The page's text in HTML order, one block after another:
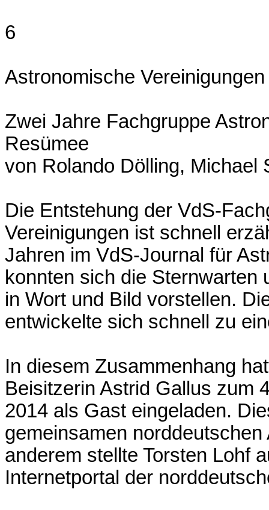
6
Astronomische Vereinigungen
Zwei Jahre Fachgruppe
Resümee
von Rolando Dölling, Michael
Die Entstehung der VdS-
Vereinigungen ist schnell
Jahren im VdS-Journal für
konnten sich die Sternwarten
in Wort und Bild vorstellen.
entwickelte sich schnell zu
In diesem Zusammenhang
Beisitzerin Astrid Gallus zum
2014 als Gast eingeladen.
gemeinsamen
anderem stellte Torsten Lohf
Internetportal der